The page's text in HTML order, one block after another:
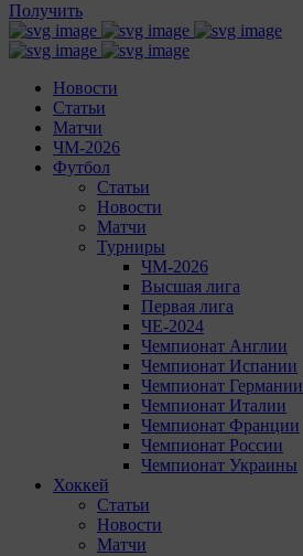
Получить
Новости
Статьи
Матчи
ЧМ-2026
Футбол
Статьи
Новости
Матчи
Турниры
ЧМ-2026
Высшая лига
Первая лига
ЧЕ-2024
Чемпионат Англии
Чемпионат Испании
Чемпионат Германии
Чемпионат Италии
Чемпионат Франции
Чемпионат России
Чемпионат Украины
Хоккей
Статьи
Новости
Матчи